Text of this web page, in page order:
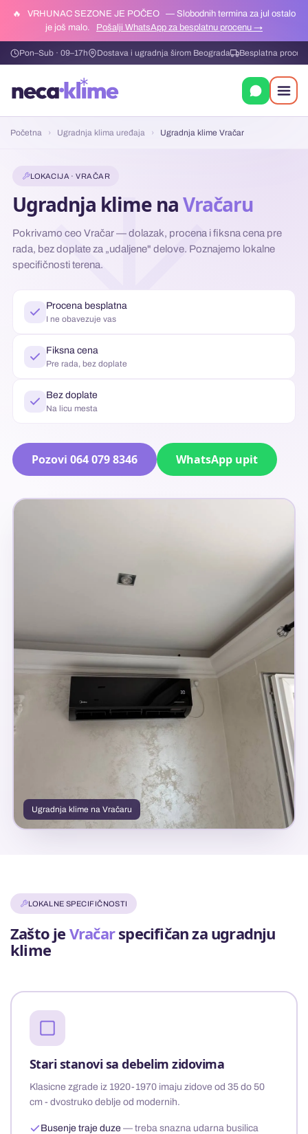
🔥 VRHUNAC SEZONE JE POČEO
— Slobodnih termina za jul ostalo
je još malo.
Pošalji WhatsApp za besplatnu procenu →
Pon–Sub · 09–17h Dostava i ugradnja širom Beograda Besplatna
Početna › Ugradnja klima uređaja › Ugradnja klime Vračar
LOKACIJA · VRAČAR
Ugradnja klime naVračaru
Pokrivamo ceo Vračar — dolazak, procena i fiksna cena pre
rada, bez doplate za „udaljene" delove. Poznajemo lokalne
specifičnosti terena.
Procena besplatna
I ne obavezuje vas
Fiksna cena
Pre rada, bez doplate
Bez doplate
Na licu mesta
Pozovi 064 079 8346 WhatsApp upit
Ugradnja klime na Vračaru
LOKALNE SPECIFIČNOSTI
Zašto je Vračarspecifičan za ugradnju
klime
Stari stanovi sa debelim zidovima
Klasicne zgrade iz 1920-1970 imaju zidove od 35 do 50
cm - dvostruko deblje od modernih.
Busenje traje duze — treba snazna udarna busilica